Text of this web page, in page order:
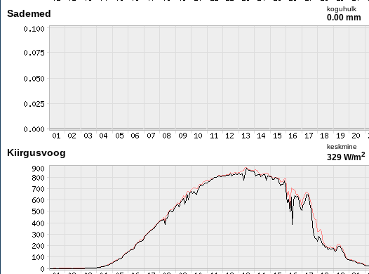
Sademed koguhulk
0.00 mm
Kiirgusvoog
keskmine
329 W/m2